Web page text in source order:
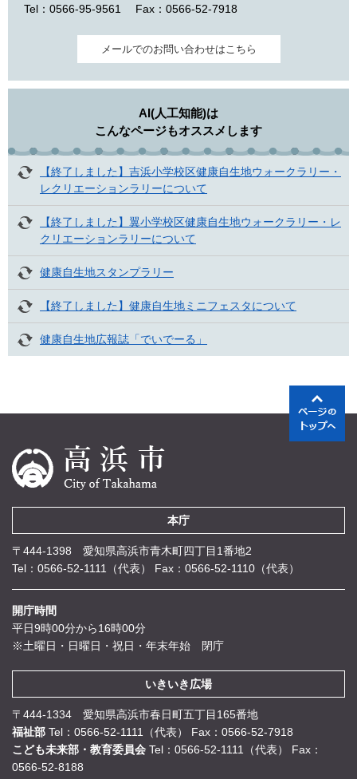
Tel：0566-95-9561
Fax：0566-52-7918
メールでのお問い合わせはこちら
AI(人工知能)は
こんなページもオススメします
【終了しました】吉浜小学校区健康自生地ウォークラリー・
レクリエーションラリーについて
【終了しました】翼小学校区健康自生地ウォークラリー・レ
クリエーションラリーについて
健康自生地スタンプラリー
【終了しました】健康自生地ミニフェスタについて
健康自生地広報誌「でいでーる」
本庁
〒444-1398 愛知県高浜市青木町四丁目1番地2
Tel：0566-52-1111（代表）
Fax：0566-52-1110（代表）
開庁時間
平日9時00分から16時00分
※土曜日・日曜日・祝日・年末年始 閉庁
いきいき広場
〒444-1334 愛知県高浜市春日町五丁目165番地
福祉部 Tel：0566-52-1111（代表）
Fax：0566-52-7918
こども未来部・教育委員会 Tel：0566-52-1111（代表）
Fax：
0566-52-8188